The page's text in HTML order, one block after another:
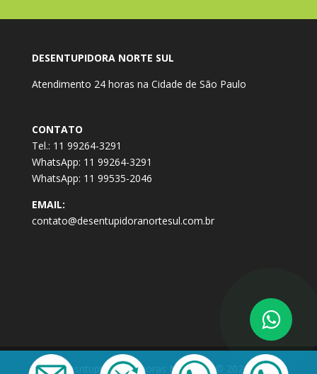
DESENTUPIDORA NORTE SUL
Atendimento 24 horas na Cidade de São Paulo
CONTATO
Tel.: 11 99264-3291
WhatsApp: 11 99264-3291
WhatsApp: 11 99535-2046
EMAIL:
contato@desentupidoranortesul.com.br
Desntupidora 24 horas Norte Sul © 2021 -